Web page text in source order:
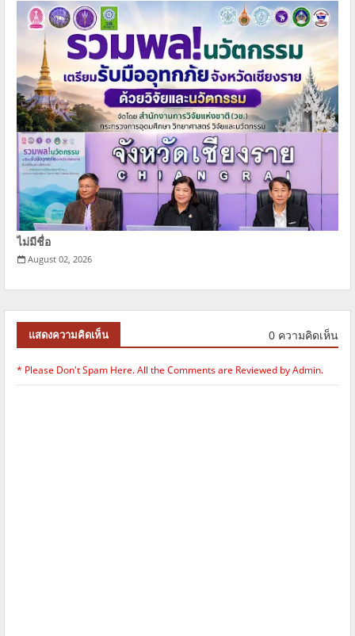
ไม่มีชื่อ
August 02, 2026
แสดงความคิดเห็น 0 ความคิดเห็น
* Please Don't Spam Here. All the Comments are Reviewed by Admin.